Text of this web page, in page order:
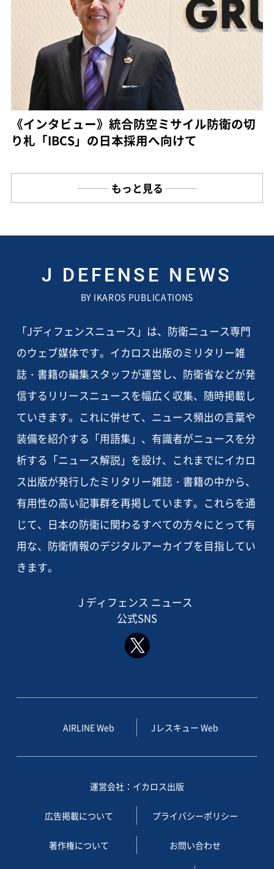
《インタビュー》統合防空ミサイル防衛の切
り札「IBCS」の日本採用へ向けて
もっと見る
J DEFENSE NEWS
BY IKAROS PUBLICATIONS
「Jディフェンスニュース」は、防衛ニュース専門
のウェブ媒体です。イカロス出版のミリタリー雑
誌・書籍の編集スタッフが運営し、防衛省などが発
信するリリースニュースを幅広く収集、随時掲載し
ていきます。これに併せて、ニュース頻出の言葉や
装備を紹介する「用語集」、有識者がニュースを分
析する「ニュース解説」を設け、これまでにイカロ
ス出版が発行したミリタリー雑誌・書籍の中から、
有用性の高い記事群を再掲しています。これらを通
じて、日本の防衛に関わるすべての方々にとって有
用な、防衛情報のデジタルアーカイブを目指してい
きます。
J ディフェンス ニュース
公式SNS
AIRLINE Web Jレスキュー Web
運営会社：イカロス出版
広告掲載について プライバシーポリシー
著作権について お問い合わせ